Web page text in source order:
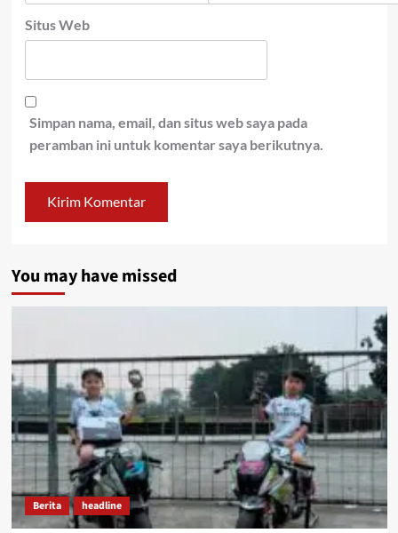
Situs Web
Simpan nama, email, dan situs web saya pada
peramban ini untuk komentar saya berikutnya.
You may have missed
Berita headline